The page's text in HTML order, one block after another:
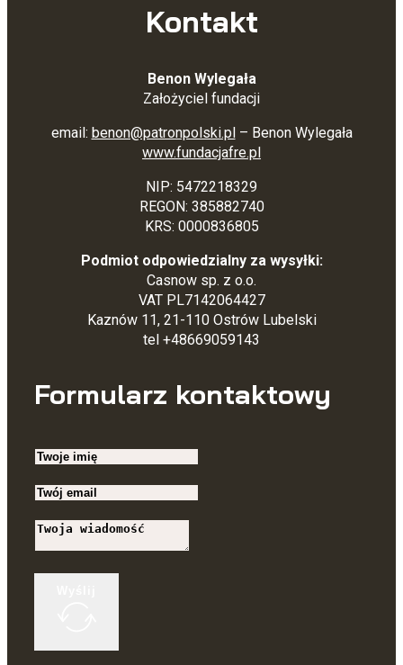
Kontakt
Benon Wylegała
Założyciel fundacji
email: benon@patronpolski.pl – Benon Wylegała
www.fundacjafre.pl
NIP: 5472218329
REGON: 385882740
KRS: 0000836805
Podmiot odpowiedzialny za wysyłki:
Casnow sp. z o.o.
VAT PL7142064427
Kaznów 11, 21-110 Ostrów Lubelski
tel +48669059143
Formularz kontaktowy